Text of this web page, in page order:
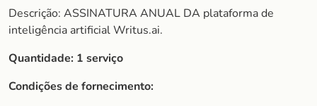
Descrição: ASSINATURA ANUAL DA plataforma de
inteligência artificial Writus.ai.
Quantidade: 1 serviço
Condições de fornecimento: